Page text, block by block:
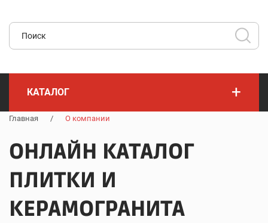
КАТАЛОГ +
Главная / О компании
ОНЛАЙН КАТАЛОГ
ПЛИТКИ И
КЕРАМОГРАНИТА